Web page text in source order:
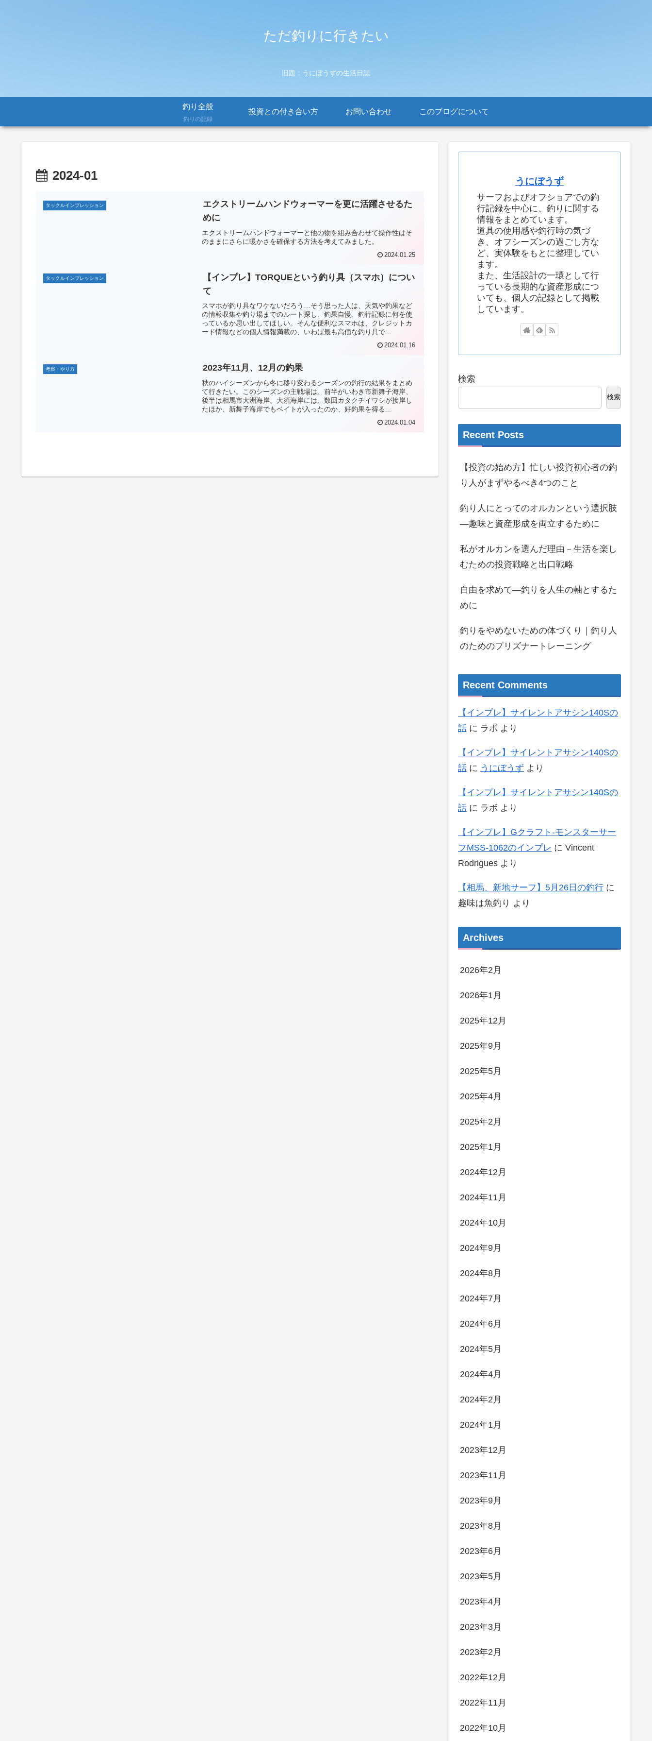
ただ釣りに行きたい
旧題：うにぼうずの生活日誌
釣り全般
釣りの記録
投資との付き合い方 お問い合わせ このブログについて
2024-01
タックルインプレッション
エクストリームハンドウォーマーを更に活躍させるた
めに
エクストリームハンドウォーマーと他の物を組み合わせて操作性はそ
のままにさらに暖かさを確保する方法を考えてみました。
2024.01.25
タックルインプレッション
【インプレ】TORQUEという釣り具（スマホ）につい
て
スマホが釣り具なワケないだろう…そう思った人は、天気や釣果など
の情報収集や釣り場までのルート探し、釣果自慢、釣行記録に何を使
っているか思い出してほしい。そんな便利なスマホは、クレジットカ
ード情報などの個人情報満載の、いわば最も高価な釣り具で...
2024.01.16
考察・やり方 2023年11月、12月の釣果
秋のハイシーズンから冬に移り変わるシーズンの釣行の結果をまとめ
て行きたい。このシーズンの主戦場は、前半がいわき市新舞子海岸、
後半は相馬市大洲海岸。大須海岸には、数回カタクチイワシが接岸し
たほか、新舞子海岸でもベイトが入ったのか、好釣果を得る...
2024.01.04
うにぼうず
サーフおよびオフショアでの釣
行記録を中心に、釣りに関する
情報をまとめています。
道具の使用感や釣行時の気づ
き、オフシーズンの過ごし方な
ど、実体験をもとに整理してい
ます。
また、生活設計の一環として行
っている長期的な資産形成につ
いても、個人の記録として掲載
しています。
検索
検索
Recent Posts
【投資の始め方】忙しい投資初心者の釣
り人がまずやるべき4つのこと
釣り人にとってのオルカンという選択肢
―趣味と資産形成を両立するために
私がオルカンを選んだ理由－生活を楽し
むための投資戦略と出口戦略
自由を求めて―釣りを人生の軸とするた
めに
釣りをやめないための体づくり｜釣り人
のためのプリズナートレーニング
Recent Comments
【インプレ】サイレントアサシン140Sの
話 に ラボ より
【インプレ】サイレントアサシン140Sの
話 に うにぼうず より
【インプレ】サイレントアサシン140Sの
話 に ラボ より
【インプレ】Gクラフト-モンスターサー
フMSS-1062のインプレ に Vincent
Rodrigues より
【相馬、新地サーフ】5月26日の釣行 に
趣味は魚釣り より
Archives
2026年2月
2026年1月
2025年12月
2025年9月
2025年5月
2025年4月
2025年2月
2025年1月
2024年12月
2024年11月
2024年10月
2024年9月
2024年8月
2024年7月
2024年6月
2024年5月
2024年4月
2024年2月
2024年1月
2023年12月
2023年11月
2023年9月
2023年8月
2023年6月
2023年5月
2023年4月
2023年3月
2023年2月
2022年12月
2022年11月
2022年10月